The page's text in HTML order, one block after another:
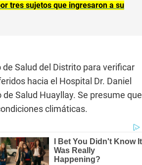
tres sujetos que ingresaron a su
Salud del Distrito para verificar
hacia el Hospital Dr. Daniel
Salud Huayllay. Se presume que
climáticas.